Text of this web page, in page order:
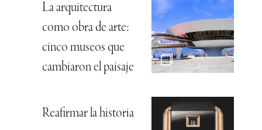
La arquitectura
como obra de arte:
cinco museos que
cambiaron el paisaje
Reafirmar la historia